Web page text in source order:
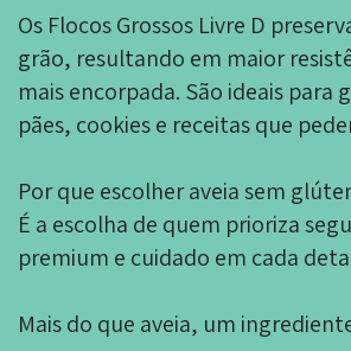
Os Flocos Grossos Livre D
grão, resultando em maior
mais encorpada. São ideais
pães, cookies e receitas que
Por que escolher aveia sem
É a escolha de quem prioriza
premium e cuidado em cada
Mais do que aveia, um